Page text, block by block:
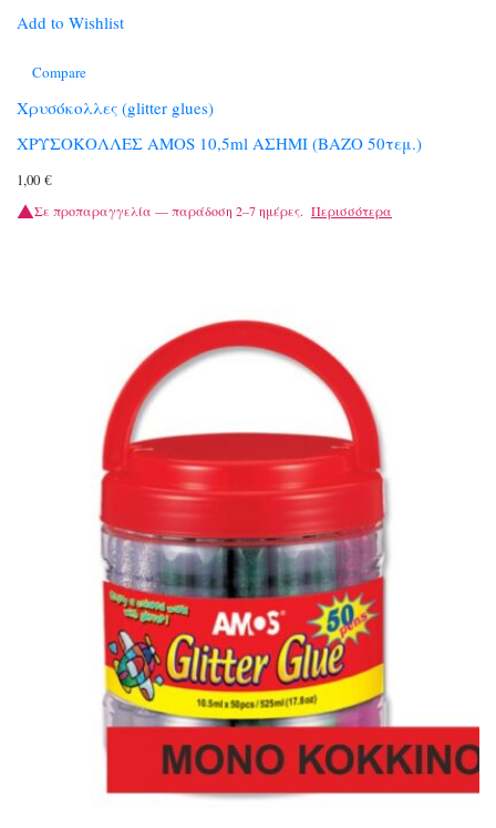
Add to Wishlist
Compare
Χρυσόκολλες (glitter glues)
ΧΡΥΣΟΚΟΛΛΕΣ ΑΜΟS 10,5ml ΑΣΗΜΙ (ΒΑΖΟ 50τεμ.)
1,00 €
Σε προπαραγγελία — παράδοση 2–7 ημέρες. Περισσότερα